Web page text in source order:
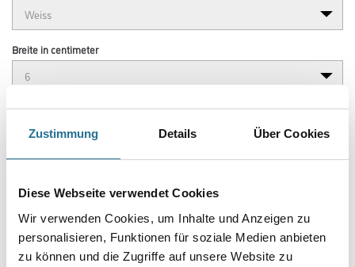
Zustimmung Details Über Cookies
Diese Webseite verwendet Cookies
Wir verwenden Cookies, um Inhalte und Anzeigen zu
personalisieren, Funktionen für soziale Medien anbieten
zu können und die Zugriffe auf unsere Website zu
Breite in centimeter
Gebinde
Umrechnungsfaktoren